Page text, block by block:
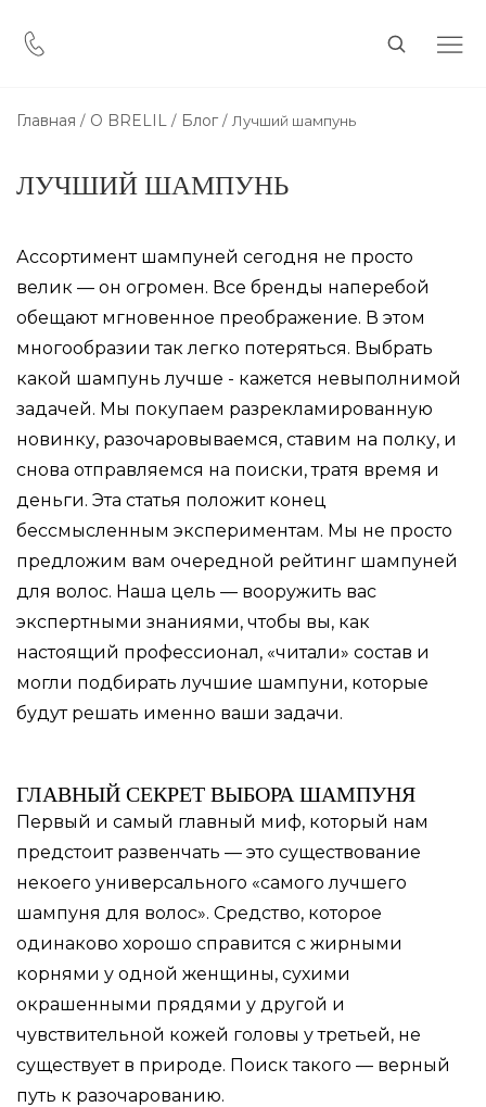
Главная О BRELIL Блог Лучший шампунь
ЛУЧШИЙ ШАМПУНЬ
Ассортимент шампуней сегодня не просто
велик — он огромен. Все бренды наперебой
обещают мгновенное преображение. В этом
многообразии так легко потеряться. Выбрать
какой шампунь лучше - кажется невыполнимой
задачей. Мы покупаем разрекламированную
новинку, разочаровываемся, ставим на полку, и
снова отправляемся на поиски, тратя время и
деньги. Эта статья положит конец
бессмысленным экспериментам. Мы не просто
предложим вам очередной рейтинг шампуней
для волос. Наша цель — вооружить вас
экспертными знаниями, чтобы вы, как
настоящий профессионал, «читали» состав и
могли подбирать лучшие шампуни, которые
будут решать именно ваши задачи.
ГЛАВНЫЙ СЕКРЕТ ВЫБОРА ШАМПУНЯ
Первый и самый главный миф, который нам
предстоит развенчать — это существование
некоего универсального «самого лучшего
шампуня для волос». Средство, которое
одинаково хорошо справится с жирными
корнями у одной женщины, сухими
окрашенными прядями у другой и
чувствительной кожей головы у третьей, не
существует в природе. Поиск такого — верный
путь к разочарованию.